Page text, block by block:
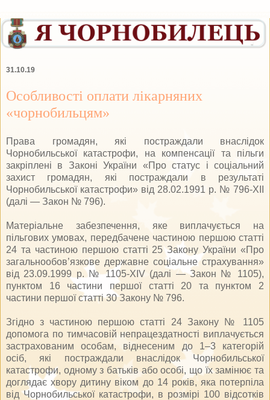
31.10.19
Особливості оплати лікарняних
«чорнобильцям»
Права громадян, які постраждали внаслідок
Чорнобильської катастрофи, на компенсації та пільги
закріплені в Законі України «Про статус і соціальний
захист громадян, які постраждали в результаті
Чорнобильської катастрофи» від 28.02.1991 р. № 796-XII
(далі — Закон № 796).
Матеріальне забезпечення, яке виплачується на
пільгових умовах, передбачене частиною першою статті
24 та частиною першою статті 25 Закону України «Про
загальнообов’язкове державне соціальне страхування»
від 23.09.1999 р. № 1105-XIV (далі — Закон № 1105),
пунктом 16 частини першої статті 20 та пунктом 2
частини першої статті 30 Закону № 796.
Згідно з частиною першою статті 24 Закону № 1105
допомога по тимчасовій непрацездатності виплачується
застрахованим особам, віднесеним до 1–3 категорій
осіб, які постраждали внаслідок Чорнобильської
катастрофи, одному з батьків або особі, що їх замінює та
доглядає хвору дитину віком до 14 років, яка потерпіла
від Чорнобильської катастрофи, в розмірі 100 відсотків